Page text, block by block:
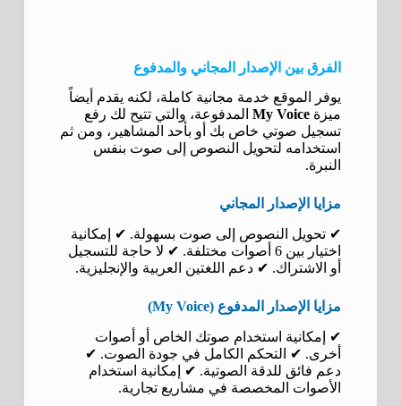
الفرق بين الإصدار المجاني والمدفوع
يوفر الموقع خدمة مجانية كاملة، لكنه يقدم أيضاً
ميزة My Voiceالمدفوعة، والتي تتيح لك رفع
تسجيل صوتي خاص بك أو بأحد المشاهير، ومن ثم
استخدامه لتحويل النصوص إلى صوت بنفس
النبرة.
مزايا الإصدار المجاني
✔ تحويل النصوص إلى صوت بسهولة. ✔ إمكانية
اختيار بين 6 أصوات مختلفة. ✔ لا حاجة للتسجيل
أو الاشتراك. ✔ دعم اللغتين العربية والإنجليزية.
مزايا الإصدار المدفوع (My Voice)
✔ إمكانية استخدام صوتك الخاص أو أصوات
أخرى. ✔ التحكم الكامل في جودة الصوت. ✔
دعم فائق للدقة الصوتية. ✔ إمكانية استخدام
الأصوات المخصصة في مشاريع تجارية.